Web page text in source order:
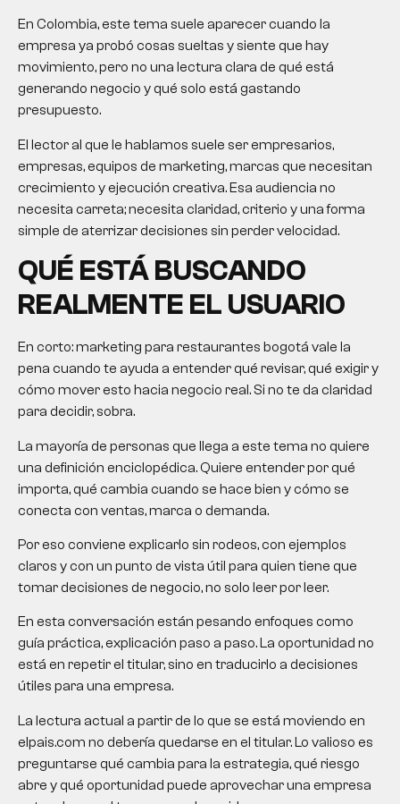
En Colombia, este tema suele aparecer cuando la
empresa ya probó cosas sueltas y siente que hay
movimiento, pero no una lectura clara de qué está
generando negocio y qué solo está gastando
presupuesto.
El lector al que le hablamos suele ser empresarios,
empresas, equipos de marketing, marcas que necesitan
crecimiento y ejecución creativa. Esa audiencia no
necesita carreta; necesita claridad, criterio y una forma
simple de aterrizar decisiones sin perder velocidad.
QUÉ ESTÁ BUSCANDO
REALMENTE EL USUARIO
En corto: marketing para restaurantes bogotá vale la
pena cuando te ayuda a entender qué revisar, qué exigir y
cómo mover esto hacia negocio real. Si no te da claridad
para decidir, sobra.
La mayoría de personas que llega a este tema no quiere
una definición enciclopédica. Quiere entender por qué
importa, qué cambia cuando se hace bien y cómo se
conecta con ventas, marca o demanda.
Por eso conviene explicarlo sin rodeos, con ejemplos
claros y con un punto de vista útil para quien tiene que
tomar decisiones de negocio, no solo leer por leer.
En esta conversación están pesando enfoques como
guía práctica, explicación paso a paso. La oportunidad no
está en repetir el titular, sino en traducirlo a decisiones
útiles para una empresa.
La lectura actual a partir de lo que se está moviendo en
elpais.com no debería quedarse en el titular. Lo valioso es
preguntarse qué cambia para la estrategia, qué riesgo
abre y qué oportunidad puede aprovechar una empresa